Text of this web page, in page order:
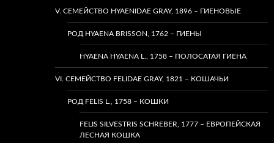
V. СЕМЕЙСТВО HYAENIDAE GRAY, 1896 – ГИЕНОВЫЕ
РОД HYAENA BRISSON, 1762 – ГИЕНЫ
HYAENA HYAENA L., 1758 – ПОЛОСАТАЯ ГИЕНА
VI. СЕМЕЙСТВО FELIDAE GRAY, 1821 – КОШАЧЬИ
РОД FELIS L., 1758 – КОШКИ
FELIS SILVESTRIS SCHREBER, 1777 – ЕВРОПЕЙСКАЯ
ЛЕСНАЯ КОШКА